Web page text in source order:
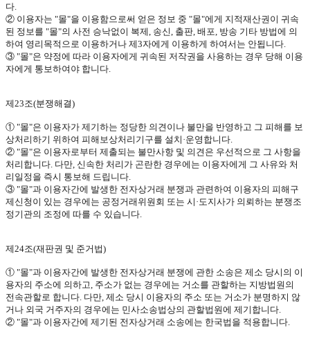
다
② 이용자는 "몰"을 이용함으로써 얻은 정보 중 "몰"에게 지적재산권이 귀속
된 정보를 "몰"의 사전 승낙없이 복제 송신 출판 배포 방송 기타 방법에 의
하여 영리목적으로 이용하거나 제3자에게 이용하게 하여서는 안됩니다
③ "몰"은 약정에 따라 이용자에게 귀속된 저작권을 사용하는 경우 당해 이용
자에게 통보하여야 합니다
제23조(분쟁해결)
① "몰"은 이용자가 제기하는 정당한 의견이나 불만을 반영하고 그 피해를 보
상처리하기 위하여 피해보상처리기구를 설치·운영합니다
② "몰"은 이용자로부터 제출되는 불만사항 및 의견은 우선적으로 그 사항을
처리합니다 다만 신속한 처리가 곤란한 경우에는 이용자에게 그 사유와 처
리일정을 즉시 통보해 드립니다
③ "몰"과 이용자간에 발생한 전자상거래 분쟁과 관련하여 이용자의 피해구
제신청이 있는 경우에는 공정거래위원회 또는 시·도지사가 의뢰하는 분쟁조
정기관의 조정에 따를 수 있습니다
제24조(재판권 및 준거법)
① "몰"과 이용자간에 발생한 전자상거래 분쟁에 관한 소송은 제소 당시의 이
용자의 주소에 의하고 주소가 없는 경우에는 거소를 관할하는 지방법원의
전속관할로 합니다 다만 제소 당시 이용자의 주소 또는 거소가 분명하지 않
거나 외국 거주자의 경우에는 민사소송법상의 관할법원에 제기합니다
② "몰"과 이용자간에 제기된 전자상거래 소송에는 한국법을 적용합니다